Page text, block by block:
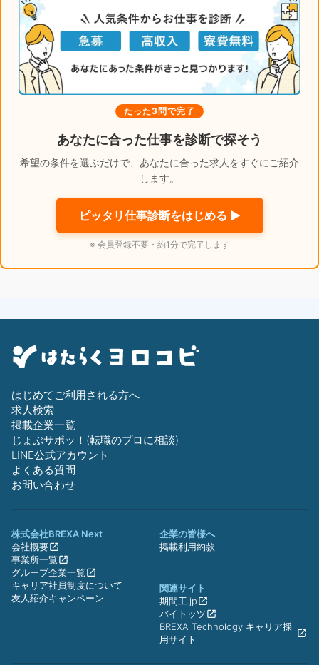
たった3問で完了
あなたに合った仕事を診断で探そう
希望の条件を選ぶだけで、あなたに合った求人をすぐにご紹介
します。
ピッタリ仕事診断をはじめる ▶
※ 会員登録不要・約1分で完了します
はじめてご利用される方へ
求人検索
掲載企業一覧
じょぶサポッ！(転職のプロに相談)
LINE公式アカウント
よくある質問
お問い合わせ
株式会社BREXA Next
会社概要
事業所一覧
グループ企業一覧
キャリア社員制度について
友人紹介キャンペーン
企業の皆様へ
掲載利用約款
関連サイト
期間工.jp
バイトッツ
BREXA Technology キャリア採
用サイト